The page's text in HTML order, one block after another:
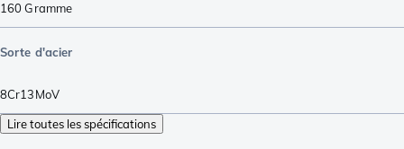
160Gramme
Sorte d'acier
8Cr13MoV
Lire toutes les spécifications